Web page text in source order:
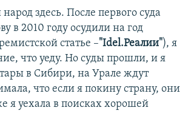
здесь. После первого суда
в 2010 году осудили на год
статье –​"Idel.Реалии"), я
что уеду. Но суды прошли, и я
в Сибири, на Урале ждут
что если я покину страну, они
я уехала в поисках хорошей